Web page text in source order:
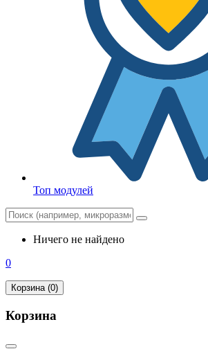
Топ модулей
Ничего не найдено
0
Корзина (0)
Корзина